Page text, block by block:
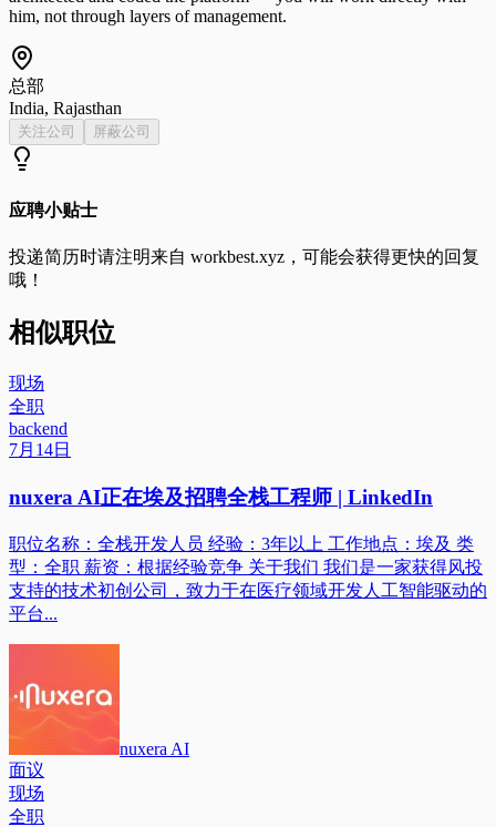
him, not through layers of management.
总部
India, Rajasthan
关注公司 屏蔽公司
应聘小贴士
投递简历时请注明来自 workbest.xyz ，可能会获得更快的回复
哦！
相似职位
现场
全职
backend
7月14日
nuxera AI正在埃及招聘全栈工程师 | LinkedIn
职位名称：全栈开发人员 经验：3年以上 工作地点：埃及 类
型：全职 薪资：根据经验竞争 关于我们 我们是一家获得风投
支持的技术初创公司，致力于在医疗领域开发人工智能驱动的
平台...
nuxera AI
面议
现场
全职